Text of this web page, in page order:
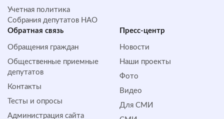
Учетная политика
Собрания депутатов НАО
Обратная cвязь
Обращения граждан
Общественные приемные
депутатов
Контакты
Тесты и опросы
Администрация сайта
Пресс-центр
Новости
Наши проекты
Фото
Видео
Для СМИ